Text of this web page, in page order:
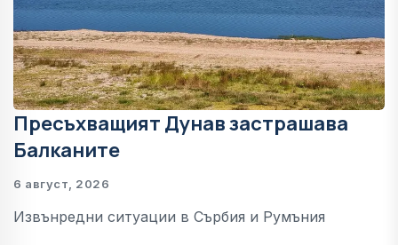
Пресъхващият Дунав застрашава
Балканите
6 август, 2026
Извънредни ситуации в Сърбия и Румъния